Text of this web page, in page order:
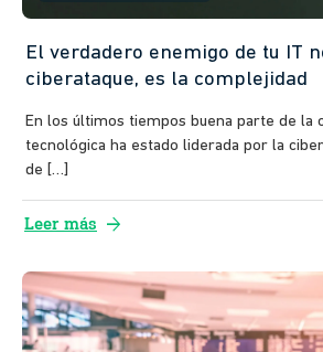
El verdadero enemigo de tu IT
ciberataque, es la complejidad
En los últimos tiempos buena parte de la
tecnológica ha estado liderada por la
de […]
Leer más arrow_forward